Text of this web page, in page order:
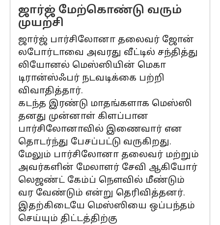
ஜார்ஜ் மேற்கொண்டு வரும்
முயற்சி
ஜார்ஜ் பார்சிலோனா தலைவர் ஜோன்
லபோர்டாவை அவரது வீட்டில் சந்தித்து
லியோனல் மெஸ்ஸியின் மெகா
டிரான்ஸ்ஃபர் நடவடிக்கை பற்றி
விவாதித்தார்.
கடந்த இரண்டு மாதங்களாக மெஸ்ஸி
தனது முன்னாள் கிளப்பான
பார்சிலோனாவில் இணைவார் என
தொடர்ந்து பேசப்பட்டு வருகிறது.
மேலும் பார்சிலோனா தலைவர் மற்றும்
அவர்களின் மேலாளர் சேவி ஆகியோர்
லெஜண்ட் கேம்ப் நௌவில் மீண்டும்
வர வேண்டும் என்று தெரிவித்தனர்.
இதற்கிடையே மெஸ்ஸியை ஒப்பந்தம்
செய்யும் திட்டத்திற்கு